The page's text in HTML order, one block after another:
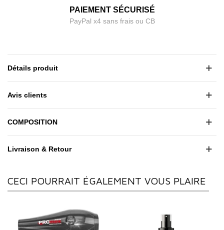
PAIEMENT SÉCURISÉ
PayPal x4 sans frais ou CB
Détails produit
Avis clients
COMPOSITION
Livraison & Retour
CECI POURRAIT ÉGALEMENT VOUS PLAIRE